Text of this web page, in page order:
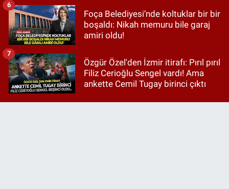
Foça Belediyesi’nde koltuklar bir bir
boşaldı: Nikah memuru bile garaj
amiri oldu!
6
Özgür Özel'den İzmir itirafı: Pırıl pırıl
Filiz Cerioğlu Sengel vardı! Ama
ankette Cemil Tugay birinci çıktı
7